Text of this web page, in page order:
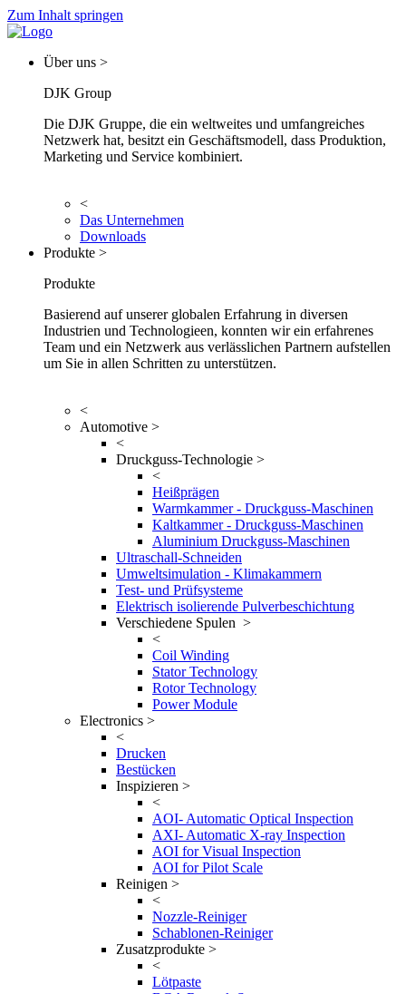
Zum Inhalt springen
Über uns >
DJK Group
Die DJK Gruppe, die ein weltweites und umfangreiches
Netzwerk hat, besitzt ein Geschäftsmodell, dass Produktion,
Marketing und Service kombiniert.
<
Das Unternehmen
Downloads
Produkte >
Produkte
Basierend auf unserer globalen Erfahrung in diversen
Industrien und Technologieen, konnten wir ein erfahrenes
Team und ein Netzwerk aus verlässlichen Partnern aufstellen
um Sie in allen Schritten zu unterstützen.
<
Automotive >
<
Druckguss-Technologie >
<
Heißprägen
Warmkammer - Druckguss-Maschinen
Kaltkammer - Druckguss-Maschinen
Aluminium Druckguss-Maschinen
Ultraschall-Schneiden
Umweltsimulation - Klimakammern
Test- und Prüfsysteme
Elektrisch isolierende Pulverbeschichtung
Verschiedene Spulen >
<
Coil Winding
Stator Technology
Rotor Technology
Power Module
Electronics >
<
Drucken
Bestücken
Inspizieren >
<
AOI- Automatic Optical Inspection
AXI- Automatic X-ray Inspection
AOI for Visual Inspection
AOI for Pilot Scale
Reinigen >
<
Nozzle-Reiniger
Schablonen-Reiniger
Zusatzprodukte >
<
Lötpaste